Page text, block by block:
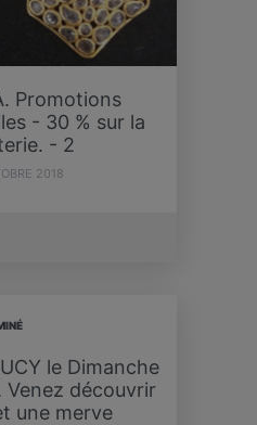
Promotions
- 30 % sur la
- 2
2018
le Dimanche
Venez découvrir
une merve